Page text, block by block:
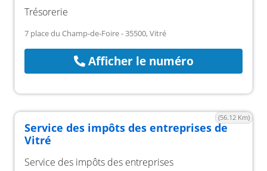
Trésorerie
7 place du Champ-de-Foire - 35500, Vitré
Afficher le numéro
(56.12 Km)
Service des impôts des entreprises de
Vitré
Service des impôts des entreprises